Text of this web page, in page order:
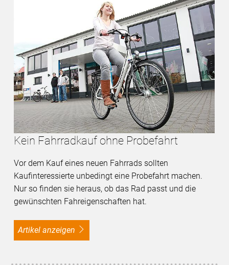
Kein Fahrradkauf ohne Probefahrt
Vor dem Kauf eines neuen Fahrrads sollten
Kaufinteressierte unbedingt eine Probefahrt machen.
Nur so finden sie heraus, ob das Rad passt und die
gewünschten Fahreigenschaften hat.
Artikel anzeigen